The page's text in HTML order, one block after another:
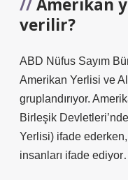
Amerikan
verilir?
ABD Nüfus Sayım
Amerikan Yerlisi ve
gruplandırıyor.
Birleşik
Yerlisi) ifade
insanları ifade